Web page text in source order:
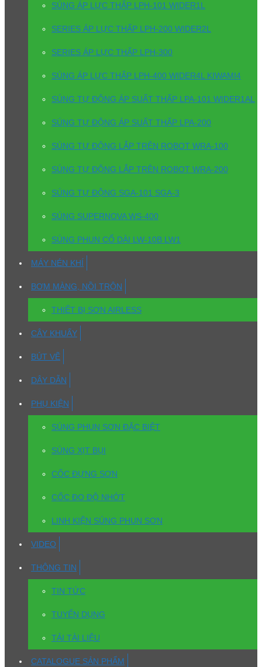
SÚNG ÁP LỰC THẤP LPH-101 WIDER1L
SERIES ÁP LỰC THẤP LPH-200 WIDER2L
SERIES ÁP LỰC THẤP LPH-300
SÚNG ÁP LỰC THẤP LPH-400 WIDER4L KIWAMI4
SÚNG TỰ ĐỘNG ÁP SUẤT THẤP LPA-101 WIDER1AL
SÚNG TỰ ĐỘNG ÁP SUẤT THẤP LPA-200
SÚNG TỰ ĐỘNG LẮP TRÊN ROBOT WRA-100
SÚNG TỰ ĐỘNG LẮP TRÊN ROBOT WRA-200
SÚNG TỰ ĐỘNG SGA-101 SGA-3
SÚNG SUPERNOVA WS-400
SÚNG PHUN CỔ DÀI LW-10B LW1
MÁY NÉN KHÍ
BƠM MÀNG, NỒI TRỘN
THIẾT BỊ SƠN AIRLESS
CÂY KHUẤY
BÚT VẼ
DÂY DẪN
PHỤ KIỆN
SÚNG PHUN SƠN ĐẶC BIỆT
SÚNG XỊT BỤI
CỐC ĐỰNG SƠN
CỐC ĐO ĐỘ NHỚT
LINH KIỆN SÚNG PHUN SƠN
VIDEO
THÔNG TIN
TIN TỨC
TUYỂN DỤNG
TẢI TÀI LIỆU
CATALOGUE SẢN PHẨM